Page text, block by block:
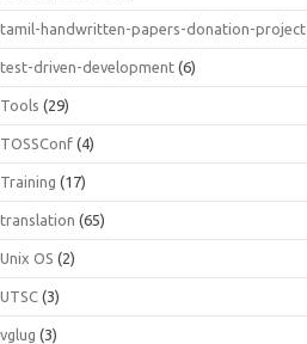
tamil-handwritten-papers-donation-project
test-driven-development (6)
Tools (29)
TOSSConf (4)
Training (17)
translation (65)
Unix OS (2)
UTSC (3)
vglug (3)